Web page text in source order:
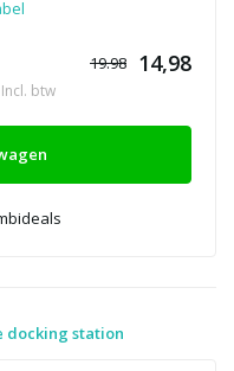
19.98 14,98
Incl. btw
docking station